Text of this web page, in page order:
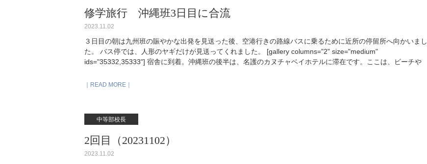
ンネルで健やかに眠っているサメがいて微笑ましい光景です。右側のマナティーもずっと一緒に泳いでいまし
た。この後、時間通りに出発して無事宿に戻りました。
修学旅行 沖縄班3日目に合流
2023.11.02
３日目の朝は九州班の賑やかな出発を見送った後、空港行きの路線バスに乗るために近所の停留所へ向かいまし
た。 バス停では、人形のヤギだけが見送ってくれました。 [gallery columns="2" size="medium"
ids="35332,35333"] 宿舎に到着。沖縄班の後半は、名護のカヌチャベイホテルに滞在です。ここは、ビーチや
地区のすぐ北に位置しています。 私は夕食と星空観察ツアーから合流しました。旅行委員の指示に従って整然
READ MORE
中等部校長
2回目（20231102）
2023.11.02